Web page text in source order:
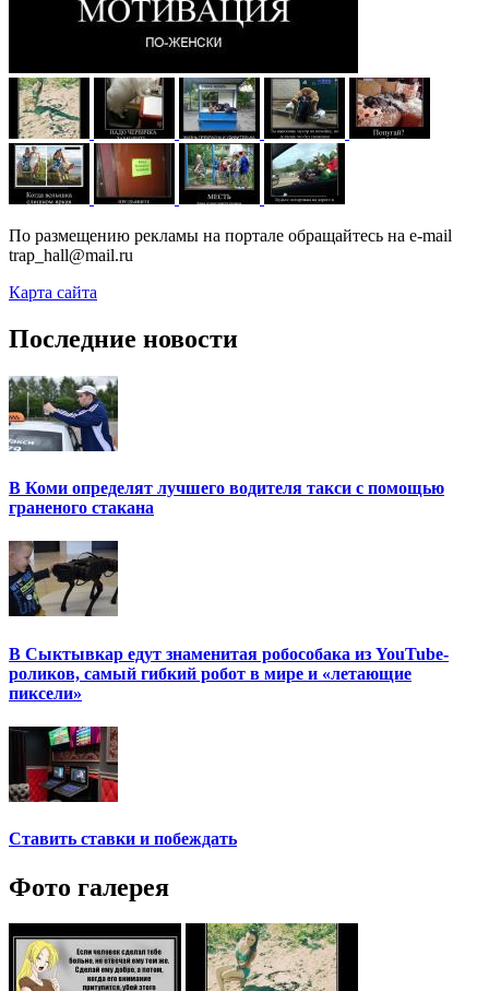
По размещению рекламы на портале обращайтесь на e-mail
trap_hall@mail.ru
Карта сайта
Последние новости
В Коми определят лучшего водителя такси с помощью
граненого стакана
В Сыктывкар едут знаменитая робособака из YouTube-
роликов, самый гибкий робот в мире и «летающие
пиксели»
Ставить ставки и побеждать
Фото галерея